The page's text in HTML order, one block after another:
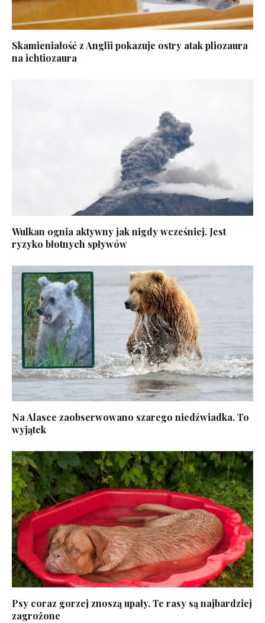
Skamieniałość z Anglii pokazuje ostry atak pliozaura
na ichtiozaura
Wulkan ognia aktywny jak nigdy wcześniej. Jest
ryzyko błotnych spływów
Na Alasce zaobserwowano szarego niedźwiadka. To
wyjątek
Psy coraz gorzej znoszą upały. Te rasy są najbardziej
zagrożone